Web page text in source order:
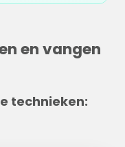
en vangen
technieken: